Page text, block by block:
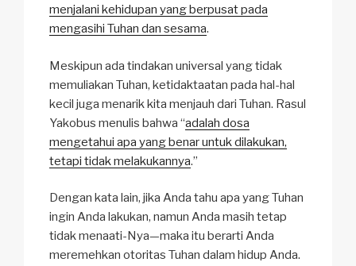
menjalani kehidupan yang berpusat pada
mengasihi Tuhan dan sesama.
Meskipun ada tindakan universal yang tidak
memuliakan Tuhan, ketidaktaatan pada hal-hal
kecil juga menarik kita menjauh dari Tuhan. Rasul
Yakobus menulis bahwa “adalah dosa
mengetahui apa yang benar untuk dilakukan,
tetapi tidak melakukannya.”
Dengan kata lain, jika Anda tahu apa yang Tuhan
ingin Anda lakukan, namun Anda masih tetap
tidak menaati-Nya—maka itu berarti Anda
meremehkan otoritas Tuhan dalam hidup Anda.